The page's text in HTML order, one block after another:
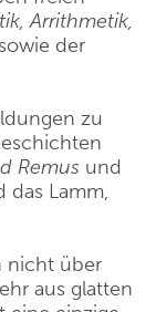
Arrithmetik,
der
zu
Remus und
das Lamm,
nicht über
aus glatten